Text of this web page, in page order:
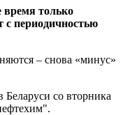
время только
с периодичностью
со вторника